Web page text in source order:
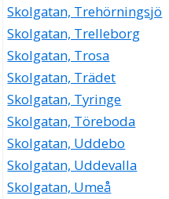
Skolgatan, Trehörningsjö
Skolgatan, Trelleborg
Skolgatan, Trosa
Skolgatan, Trädet
Skolgatan, Tyringe
Skolgatan, Töreboda
Skolgatan, Uddebo
Skolgatan, Uddevalla
Skolgatan, Umeå